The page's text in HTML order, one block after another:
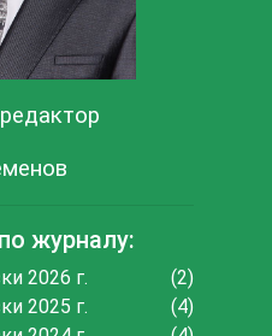
журналу:
2026 г.
(2)
2025 г.
(4)